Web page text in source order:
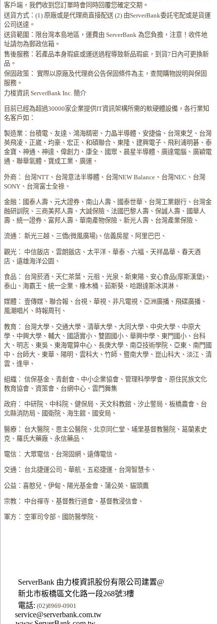
客戶端，我們收到您訂單時會同時回覆您確定交期。
送貨方式：(1) 原廠或是代理商直接配送 (2) 由ServerBank委託宅配或是貨運
公司送達。
送貨範圍：限台灣本島地區，運費由 ServerBank 為您負擔，注意！收件地
址請勿為郵政信箱。
售後服務：若產品本身瑕疵或運送過程導致新品瑕疵，到貨7日內可更換新
品。
保固政策： 實際以原廠及代理商公告保固條件為主，查閱購物說明與保固
服務。
力梭資訊 ServerBank Inc. 簡介
目前已經為超過30000家企業提供IT資訊架構所需的軟硬體設備，各行業知
名客戶如：
製造業：台積電、友達、鴻海精密、力晶半導體、安捷倫、台灣東芝、台灣
英飛凌、正崴、均豪、宏正、和碩聯合、東隆、建興電子、飛利浦明碁、泰
金寶、神通、神達、偉創力、康全、國眾、晨星半導體、廣達電腦、廣穎電
通、聯華氣體、寶成工業、廣運、
外商： 台灣NTT、台灣意法半導體、台灣NEW Balance、台灣NEC、台灣
SONY、台灣富士全祿、
金融：國泰人壽、元大證券、南山人壽、國泰世華、台灣工業銀行、台灣金
融研訓院、三商美邦人壽、大誠保險、法國巴黎人壽、保誠人壽、國華人
壽、統一證券、富邦人壽、華南產物保險、新光人壽、台灣產業保險、
流通： 新光三越、三僑(微風廣場)、信義房屋、阿里巴巴、
觀光： 中信飯店、雲朗飯店、太平洋、華泰、六福、天祥晶華、春天酒
店、遠雄海洋公園、
食品： 台灣菸酒、天仁茶葉、元祖、光泉、新東陽、安心食品(摩斯漢堡)、
泰山、海霸王、統一企業、橡木桶、茹斯葵、哈跟達斯冰淇淋、
媒體： 壹傳媒、聯合報、台視、華視、非凡電視、亞洲廣播、飛碟廣播、
風潮唱片、時報周刊、
教育： 台灣大學、交通大學、清華大學、大同大學、中央大學、中原大
學、中興大學、輔大、國語實小、雙園國小、華興中學、東門國小、台科
大、明志、東吳、東海電算中心、長庚大學、南亞技術學院、亞東、南門國
中、台師大、東華、陽明、雲科大、竹師、暨南大學、崑山科大、淡江、清
雲、逢甲、
組織： 信保基金、青創會、中小企業協會、管理科學學會、原住民族文化
教育協會、資策會、台網中心、雲門舞集
政府： 中研院、中科院、健保局、天文科教館、汐止警局、板橋農會、台
北縣消防局、國衛院、海生館、國安局、
醫療： 台大醫院、恩主公醫院、北京同仁堂、埔里基督教醫院、葛蘭素史
克、羅氏大藥廠、永信藥品、
電信： 大眾電信、台灣固網、遠傳電信、
交通： 台北捷運公司、華航、五崧捷運、台灣智慧卡、
公益：喜憨兒、伊甸、陽光基金會、蒲公英、貓頭鷹
宗教： 中台禪寺、基督教行道會、基督教浸信會、
軍方： 空軍司令部、國防醫學院、
ServerBank 由力梭資訊股份有限公司建置@
新北市板橋區文化路一段268號3樓
電話: (02)8969-0901
service@serverbank.com.tw